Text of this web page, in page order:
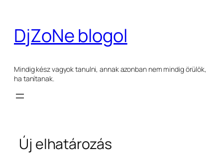
tartalomhoz
DjZoNe blogol
Mindig kész vagyok tanulni, annak azonban nem mindig örülök,
ha tanítanak.
Új elhatározás